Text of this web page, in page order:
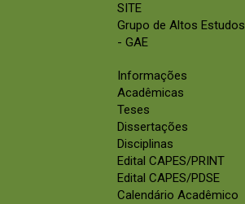
SITE
Grupo de Altos Estudos
- GAE
Informações
Acadêmicas
Teses
Dissertações
Disciplinas
Edital CAPES/PRINT
Edital CAPES/PDSE
Calendário Acadêmico